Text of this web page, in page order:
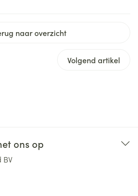
naar overzicht
Volgend artikel
ons op